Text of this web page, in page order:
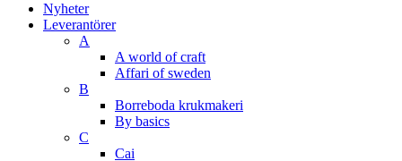
Nyheter
Leverantörer
A
A world of craft
Affari of sweden
B
Borreboda krukmakeri
By basics
C
Cai